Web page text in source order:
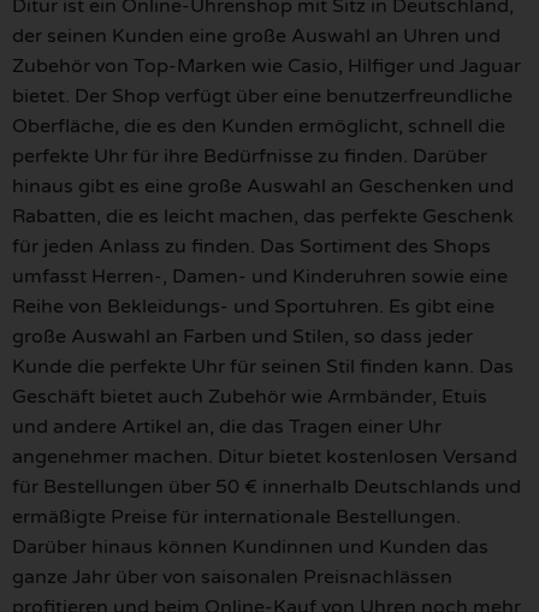
Ditur ist ein Online-Uhrenshop mit Sitz in Deutschland,
der seinen Kunden eine große Auswahl an Uhren und
Zubehör von Top-Marken wie Casio, Hilfiger und Jaguar
bietet. Der Shop verfügt über eine benutzerfreundliche
Oberfläche, die es den Kunden ermöglicht, schnell die
perfekte Uhr für ihre Bedürfnisse zu finden. Darüber
hinaus gibt es eine große Auswahl an Geschenken und
Rabatten, die es leicht machen, das perfekte Geschenk
für jeden Anlass zu finden. Das Sortiment des Shops
umfasst Herren-, Damen- und Kinderuhren sowie eine
Reihe von Bekleidungs- und Sportuhren. Es gibt eine
große Auswahl an Farben und Stilen, so dass jeder
Kunde die perfekte Uhr für seinen Stil finden kann. Das
Geschäft bietet auch Zubehör wie Armbänder, Etuis
und andere Artikel an, die das Tragen einer Uhr
angenehmer machen. Ditur bietet kostenlosen Versand
für Bestellungen über 50 € innerhalb Deutschlands und
ermäßigte Preise für internationale Bestellungen.
Darüber hinaus können Kundinnen und Kunden das
ganze Jahr über von saisonalen Preisnachlässen